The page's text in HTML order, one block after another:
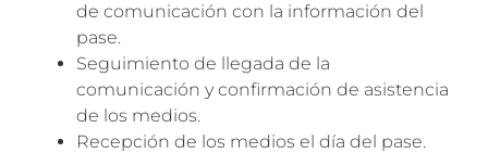
de comunicación con la información del
pase.
Seguimiento de llegada de la
comunicación y confirmación de asistencia
de los medios.
Recepción de los medios el día del pase.